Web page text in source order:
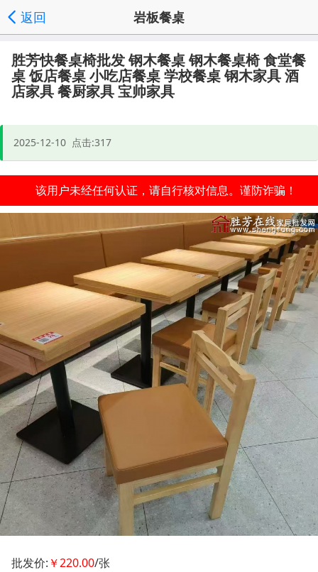
返回 岩板餐桌
发送询价|分享好友|家具批发首页 |频道列表', '取消');">
胜芳快餐桌椅批发 钢木餐桌 钢木餐桌椅 食堂餐
桌 饭店餐桌 小吃店餐桌 学校餐桌 钢木家具 酒
店家具 餐厨家具 宝帅家具
2025-12-10 点击:317
该用户未经任何认证，请自行核对信息。谨防诈骗！
批发价: ￥220.00/张